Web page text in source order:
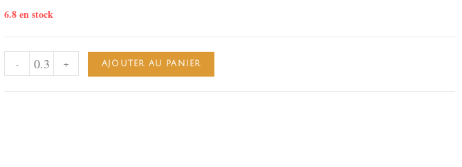
6.8 en stock
- + AJOUTER AU PANIER